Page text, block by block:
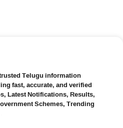
Telugu information
fast, accurate, and verified
Latest Notifications, Results,
Schemes, Trending